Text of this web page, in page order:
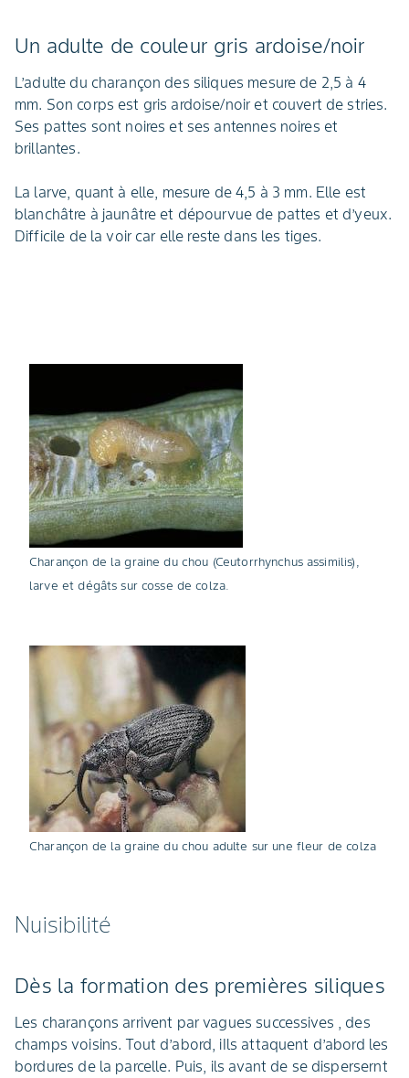
Un adulte de couleur gris ardoise/noir
L’adulte du charançon des siliques mesure de 2,5 à 4
mm. Son corps est gris ardoise/noir et couvert de stries.
Ses pattes sont noires et ses antennes noires et
brillantes.
La larve, quant à elle, mesure de 4,5 à 3 mm. Elle est
blanchâtre à jaunâtre et dépourvue de pattes et d’yeux.
Difficile de la voir car elle reste dans les tiges.
Charançon de la graine du chou (Ceutorrhynchus assimilis),
larve et dégâts sur cosse de colza.
Charançon de la graine du chou adulte sur une fleur de colza
Nuisibilité
Dès la formation des premières siliques
Les charançons arrivent par vagues successives , des
champs voisins. Tout d’abord, iIls attaquent d’abord les
bordures de la parcelle. Puis, ils avant de se dispersernt